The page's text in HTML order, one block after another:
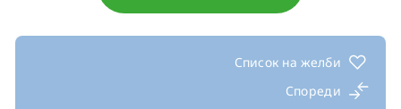
Список на желби
Спореди